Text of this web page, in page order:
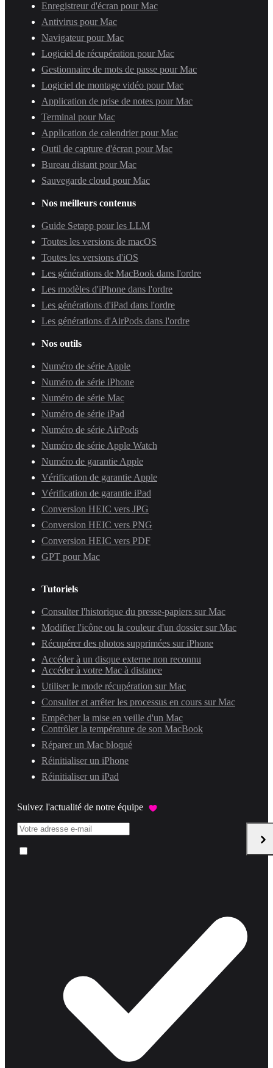
Enregistreur d'écran pour Mac
Antivirus pour Mac
Navigateur pour Mac
Logiciel de récupération pour Mac
Gestionnaire de mots de passe pour Mac
Logiciel de montage vidéo pour Mac
Application de prise de notes pour Mac
Terminal pour Mac
Application de calendrier pour Mac
Outil de capture d'écran pour Mac
Bureau distant pour Mac
Sauvegarde cloud pour Mac
Nos meilleurs contenus
Guide Setapp pour les LLM
Toutes les versions de macOS
Toutes les versions d'iOS
Les générations de MacBook dans l'ordre
Les modèles d'iPhone dans l'ordre
Les générations d'iPad dans l'ordre
Les générations d'AirPods dans l'ordre
Nos outils
Numéro de série Apple
Numéro de série iPhone
Numéro de série Mac
Numéro de série iPad
Numéro de série AirPods
Numéro de série Apple Watch
Numéro de garantie Apple
Vérification de garantie Apple
Vérification de garantie iPad
Conversion HEIC vers JPG
Conversion HEIC vers PNG
Conversion HEIC vers PDF
GPT pour Mac
Tutoriels
Consulter l'historique du presse-papiers sur Mac
Modifier l'icône ou la couleur d'un dossier sur Mac
Récupérer des photos supprimées sur iPhone
Accéder à un disque externe non reconnu
Accéder à votre Mac à distance
Utiliser le mode récupération sur Mac
Consulter et arrêter les processus en cours sur Mac
Empêcher la mise en veille d'un Mac
Contrôler la température de son MacBook
Réparer un Mac bloqué
Réinitialiser un iPhone
Réinitialiser un iPad
Suivez l'actualité de notre équipe